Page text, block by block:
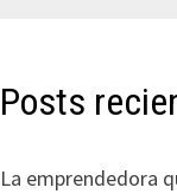
Posts
La emprendedora